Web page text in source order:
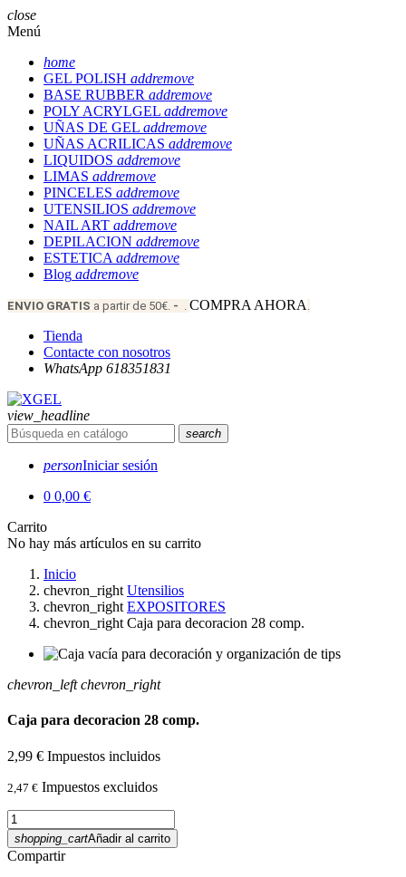
close
Menú
home
GEL POLISH addremove
BASE RUBBER addremove
POLY ACRYLGEL addremove
UÑAS DE GEL addremove
UÑAS ACRILICAS addremove
LIQUIDOS addremove
LIMAS addremove
PINCELES addremove
UTENSILIOS addremove
NAIL ART addremove
DEPILACION addremove
ESTETICA addremove
Blog addremove
ENVIO GRATIS a partir de 50€. - . COMPRA AHORA .
Tienda
Contacte con nosotros
WhatsApp 618351831
view_headline
search
personIniciar sesión
0 0,00 €
Carrito
No hay más artículos en su carrito
Inicio
chevron_right Utensilios
chevron_right EXPOSITORES
chevron_right Caja para decoracion 28 comp.
chevron_left chevron_right
Caja para decoracion 28 comp.
2,99 € Impuestos incluidos
2,47 € Impuestos excluidos
shopping_cartAñadir al carrito
Compartir